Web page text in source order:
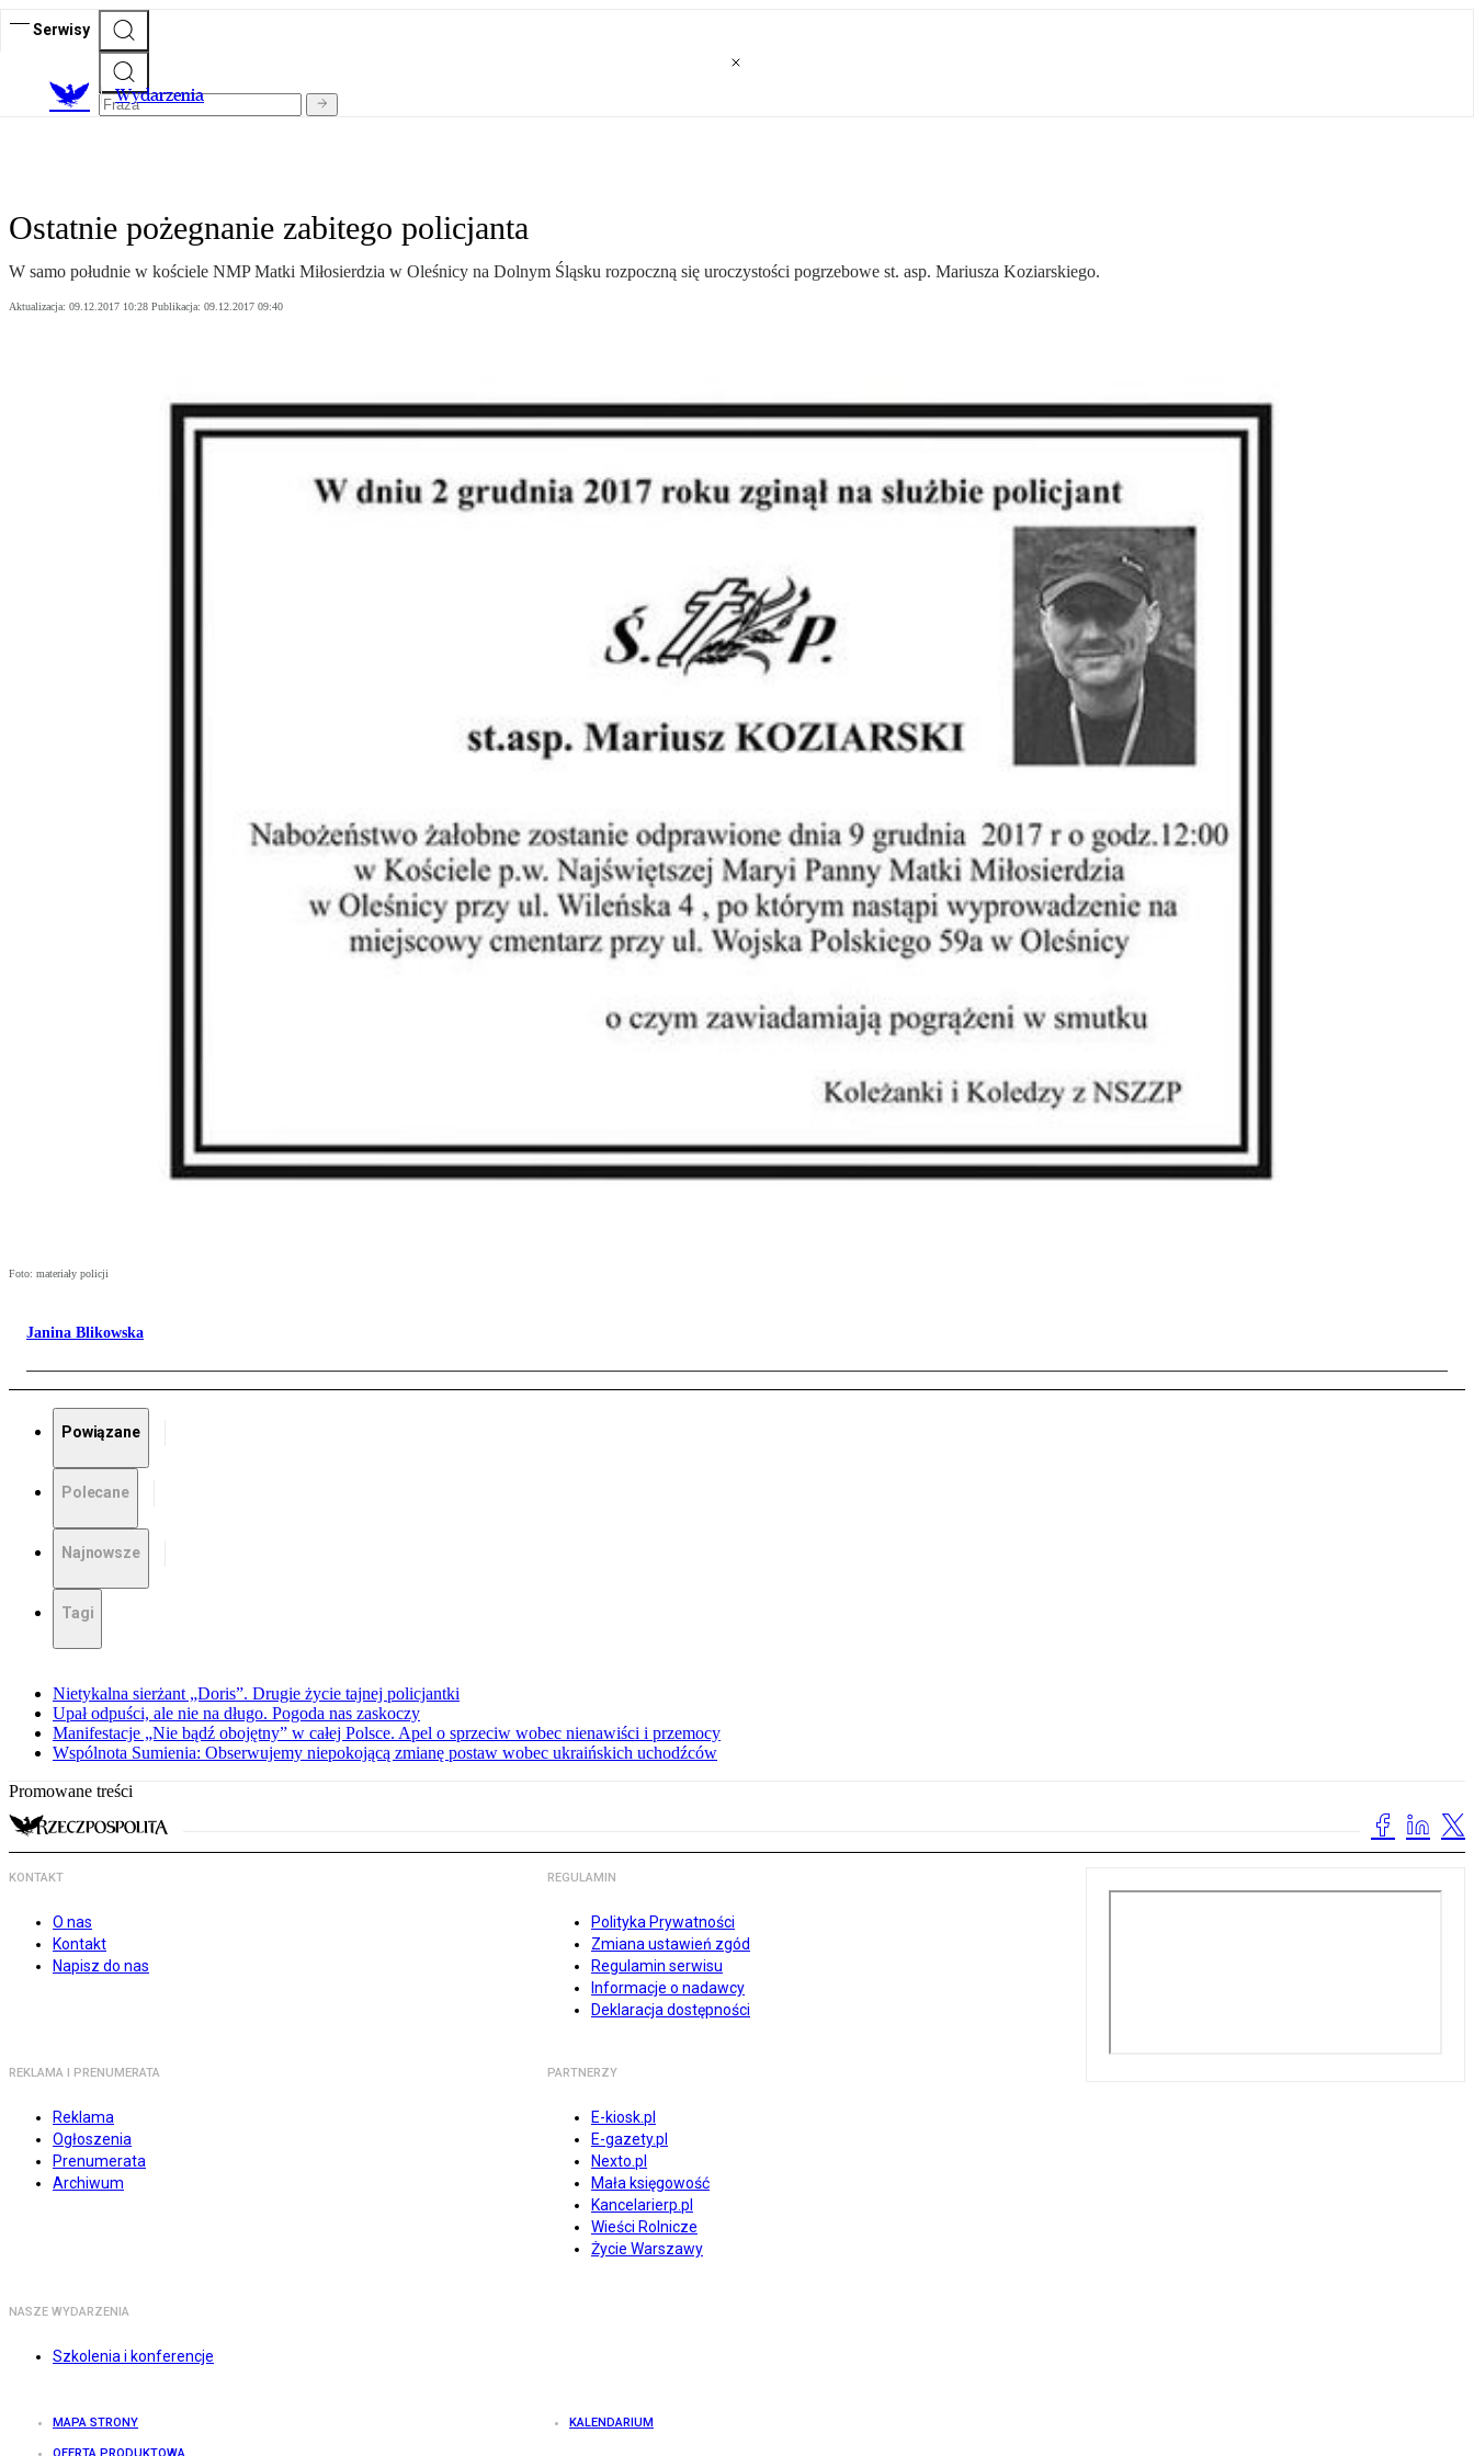
Serwisy
Wydarzenia
Ostatnie pożegnanie zabitego policjanta
W samo południe w kościele NMP Matki Miłosierdzia w Oleśnicy na Dolnym Śląsku rozpoczną się uroczystości pogrzebowe st. asp. Mariusza Koziarskiego.
Aktualizacja: 09.12.2017 10:28 Publikacja: 09.12.2017 09:40
Foto: materiały policji
Janina Blikowska
Powiązane
Polecane
Najnowsze
Tagi
Nietykalna sierżant „Doris”. Drugie życie tajnej policjantki
Upał odpuści, ale nie na długo. Pogoda nas zaskoczy
Manifestacje „Nie bądź obojętny” w całej Polsce. Apel o sprzeciw wobec nienawiści i przemocy
Wspólnota Sumienia: Obserwujemy niepokojącą zmianę postaw wobec ukraińskich uchodźców
Promowane treści
KONTAKT
O nas
Kontakt
Napisz do nas
REGULAMIN
Polityka Prywatności
Zmiana ustawień zgód
Regulamin serwisu
Informacje o nadawcy
Deklaracja dostępności
REKLAMA I PRENUMERATA
Reklama
Ogłoszenia
Prenumerata
Archiwum
PARTNERZY
E-kiosk.pl
E-gazety.pl
Nexto.pl
Mała księgowość
Kancelarierp.pl
Wieści Rolnicze
Życie Warszawy
NASZE WYDARZENIA
Szkolenia i konferencje
MAPA STRONY KALENDARIUM